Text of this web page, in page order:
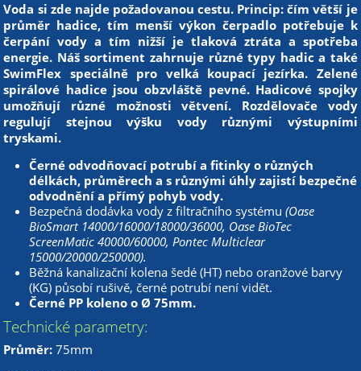
Voda si zde najde požadovanou cestu. Princip: čím větší je
průměr hadice, tím menší výkon čerpadlo potřebuje k
čerpání vody a tím nižší je tlaková ztráta a spotřeba
energie. Náš sortiment zahrnuje různé typy hadic a také
SwimFlex speciálně pro velká koupací jezírka. Zelené
spirálové hadice jsou obzvláště pevné. Hadicové spojky
umožňují různé možnosti větvení. Rozdělovače vody
regulují stejnou výšku vody různými výstupními
tryskami.
Černé odvodňovací potrubí a fitinky o různých
délkách, průměrech a s různými úhly zajistí bezpečné
odvodnění a přímý pohyb vody.
Bezpečná dodávka vody z filtračního systému (Oase
BioSmart 14000/16000/18000/36000, Oase BioTec
ScreenMatic 40000/60000, Pontec Multiclear
15000/20000/250000).
Běžná kanalizační kolena šedé (HT) nebo oranžové barvy
(KG) působí rušivě, černé potrubí není vidět.
Černé PP koleno oØ 75mm.
Technické parametry:
Průměr:75mm